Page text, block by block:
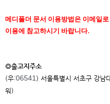
메디폴더 문서 이용방법은 이메일
이용에 참고하시기 바랍니다.
◎출고지주소
(우:06541 ) 서울특별시 서초구 강
워)